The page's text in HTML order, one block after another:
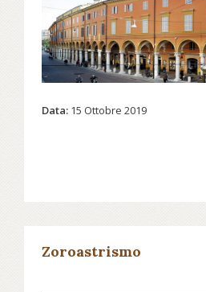
professore di Filologia,
presso l'Università di
Rito, parola e pensiero
Data: 15 Ottobre 2019
Zoroastrismo